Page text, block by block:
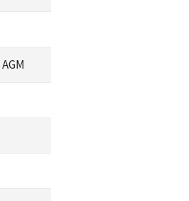
AGM